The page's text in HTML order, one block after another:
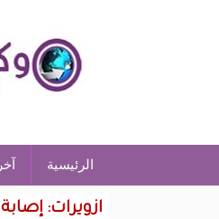
الرئيسية
ازويرات: